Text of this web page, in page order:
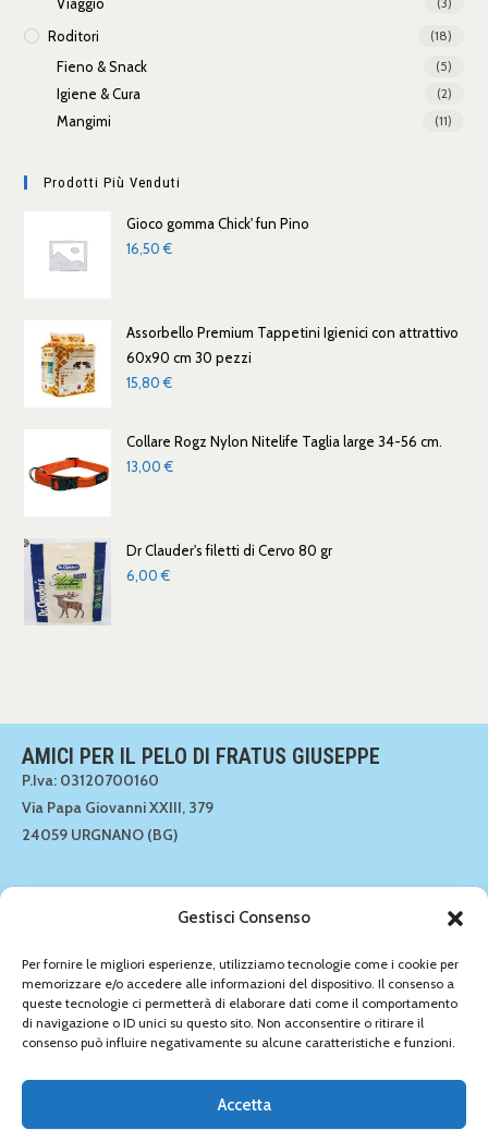
Gestisci Consenso
Per fornire le migliori esperienze, utilizziamo tecnologie come i cookie per
memorizzare e/o accedere alle informazioni del dispositivo. Il consenso a
queste tecnologie ci permetterà di elaborare dati come il comportamento
di navigazione o ID unici su questo sito. Non acconsentire o ritirare il
consenso può influire negativamente su alcune caratteristiche e funzioni.
Accetta
Roditori (18)
Fieno & Snack (5)
Igiene & Cura (2)
Mangimi (11)
Prodotti Più Venduti
Gioco gomma Chick' fun Pino
16,50€
Assorbello Premium Tappetini Igienici con attrattivo
60x90 cm 30 pezzi
15,80€
Collare Rogz Nylon Nitelife Taglia large 34-56 cm.
13,00€
Dr Clauder's filetti di Cervo 80 gr
6,00€
AMICI PER IL PELO DI FRATUS GIUSEPPE
P.Iva: 03120700160
Via Papa Giovanni XXIII, 379
24059 URGNANO (BG)
CONTATTACI!
035 891549